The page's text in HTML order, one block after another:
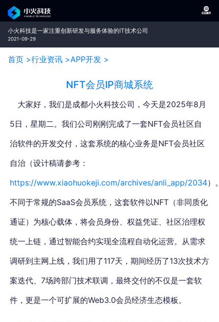
小火科技是一家注重创新研发与服务体验的IT技术公司
2021-09-29
首页 >行业资讯 >APP开发 >
NFT会员IP商城系统
大家好，我们是成都小火科技公司，今天是2025年8月
5日，星期二。 我们公司刚刚完成了一套NFT会员社区自
治软件的开发交付，这套系统的核心业务是NFT会员社区
自治（设计稿请参考：
https://www.xiaohuokeji.com/archives/anli_app/2034）
不同于常规的SaaS会员系统，这套软件以NFT（非同质化
通证）为核心载体，将会员身份、权益凭证、社区治理权
统一上链，通过智能合约实现全流程自动化运营。从需求
调研到主网上线，我们用了117天，期间经历了13次技术方
案迭代、7场跨部门技术联调，最终交付的不仅是一套软
件，更是一个可扩展的Web3.0会员经济生态模板。